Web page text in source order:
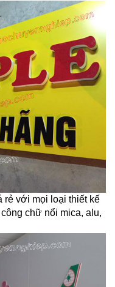
rẻ với mọi loại thiết kế
chữ nổi mica, alu,